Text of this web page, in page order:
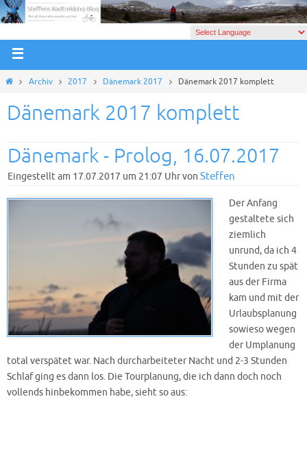
Archiv 2017 Dänemark 2017 Dänemark 2017 komplett
Dänemark 2017 komplett
Dänemark - Prolog, 16.07.2017
Eingestellt am 17.07.2017 um 21:07 Uhr von Steffen
Der Anfang
gestaltete sich
ziemlich
unrund, da ich 4
Stunden zu spät
aus der Firma
kam und mit der
Urlaubsplanung
sowieso wegen
der Umplanung
total verspätet war. Nach durcharbeiteter Nacht und 2-3 Stunden
Schlaf ging es dann los. Die Tourplanung, die ich dann doch noch
vollends hinbekommen habe, sieht so aus: